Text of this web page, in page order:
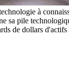
à
sa pile
de dollars